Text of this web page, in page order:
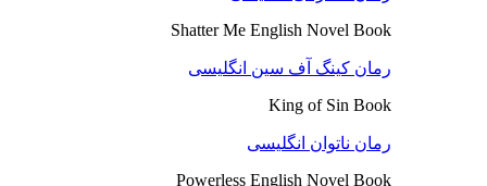
Shatter Me English Novel Book
رمان کینگ آف سین انگلیسی
King of Sin Book
رمان ناتوان انگلیسی
Powerless English Novel Book